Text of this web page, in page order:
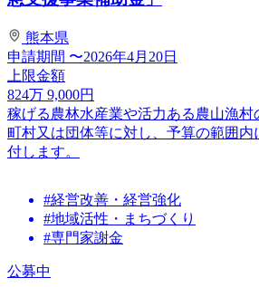
熊本県
申請期間 〜2026年4月20日
上限金額
824万 9,000円
稼げる農林水産業や活力ある農山漁
町村又は団体等に対し、予算の範囲内
付します。
#経営改善・経営強化
#地域活性・まちづくり
#専門家謝金
公募中